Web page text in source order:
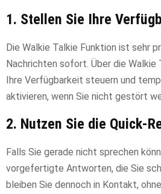
1. Stellen Sie Ihre
Die Walkie Talkie Funktion ist sehr
Nachrichten sofort. Über die Walkie
Ihre Verfügbarkeit steuern und
aktivieren, wenn Sie nicht gestört
2. Nutzen Sie die Quick-
Falls Sie gerade nicht sprechen
vorgefertigte Antworten, die Sie
bleiben Sie dennoch in Kontakt,